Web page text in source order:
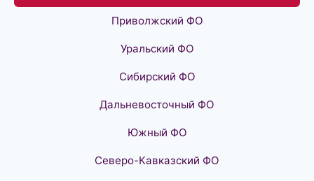
Приволжский ФО
Уральский ФО
Сибирский ФО
Дальневосточный ФО
Южный ФО
Северо-Кавказский ФО